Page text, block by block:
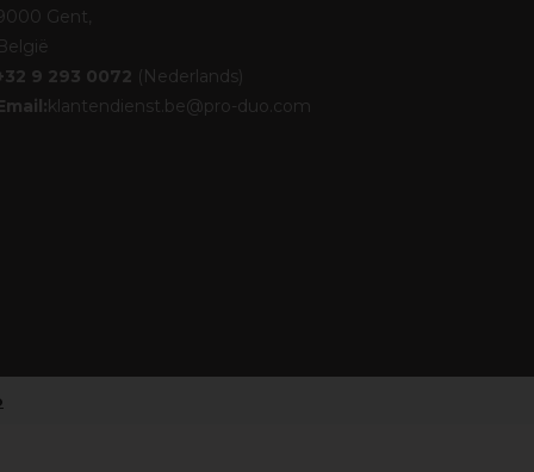
Gent,
9 293 0072 (Nederlands)
klantendienst.be@pro-duo.com